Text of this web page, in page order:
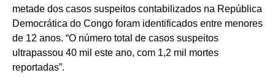
metade dos casos suspeitos contabilizados na República
Democrática do Congo foram identificados entre menores
de 12 anos. “O número total de casos suspeitos
ultrapassou 40 mil este ano, com 1,2 mil mortes
reportadas”.